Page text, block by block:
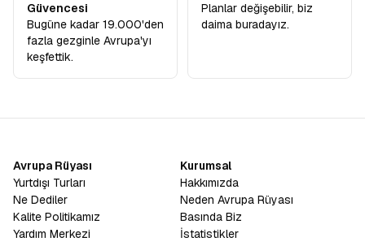
Güvencesi
Bugüne kadar 19.000'den
fazla gezginle Avrupa'yı
keşfettik.
Planlar değişebilir, biz
daima buradayız.
Avrupa Rüyası
Yurtdışı Turları
Ne Dediler
Kalite Politikamız
Yardım Merkezi
Kurumsal
Hakkımızda
Neden Avrupa Rüyası
Basında Biz
İstatistikler